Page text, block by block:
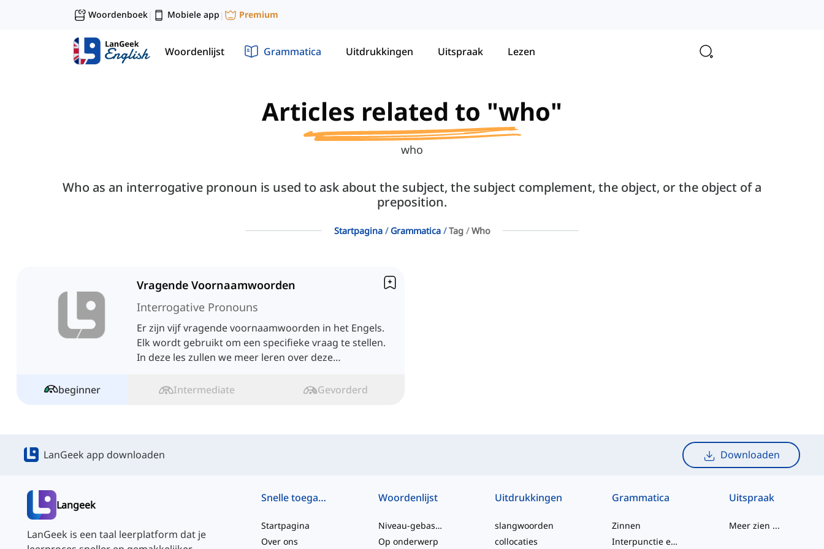
Woordenboek| Mobiele app | Premium
Woordenlijst Grammatica Uitdrukkingen Uitspraak Lezen
Articles related to "who"
who
Who as an interrogative pronoun is used to ask about the subject, the subject complement, the object, or the object of a
preposition.
Startpagina Grammatica Tag Who
Vragende Voornaamwoorden
Interrogative Pronouns
Er zijn vijf vragende voornaamwoorden in het Engels.
Elk wordt gebruikt om een specifieke vraag te stellen.
In deze les zullen we meer leren over deze
beginner
Intermediate Gevorderd
LanGeek app downloaden Downloaden
Langeek
LanGeek is een taal leerplatform dat je
Snelle toegang
Startpagina
Over ons
Woordenlijst
Niveau-gebaseerd
Op onderwerp
Uitdrukkingen
slangwoorden
collocaties
Grammatica
Zinnen
Interpunctie en Spelling
Uitspraak
Meer zien ...